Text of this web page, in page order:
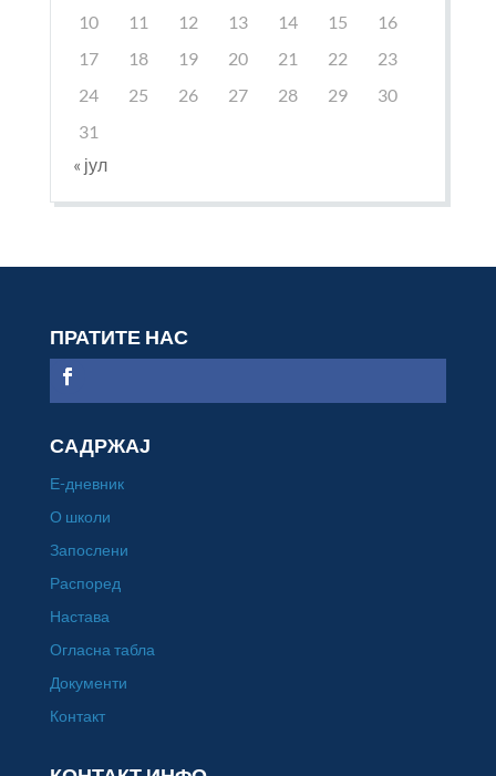
10
11 12 13 14 15
16
17
18 19 20 21 22
23
24
25 26 27 28 29
30
31
« јул
ПРАТИТЕ НАС
САДРЖАЈ
Е-дневник
О школи
Запослени
Распоред
Настава
Огласна табла
Документи
Контакт